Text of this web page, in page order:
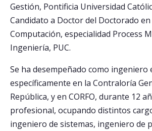
Gestión, Pontificia Universidad
Candidato a Doctor del Doctorado en
Computación, especialidad Process
Ingeniería, PUC.
Se ha desempeñado como ingeniero
específicamente en la Contraloría
República, y en CORFO, durante 12
profesional, ocupando distintos
ingeniero de sistemas, ingeniero de